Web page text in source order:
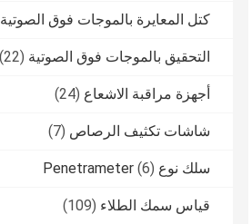
كتل المعايرة بالموجات فوق الصوتية
التحقيق بالموجات فوق الصوتية (22)
أجهزة مراقبة الاشعاع (24)
شاشات تكثيف الرصاص (7)
سلك نوع Penetrameter (6)
قياس سمك الطلاء (109)